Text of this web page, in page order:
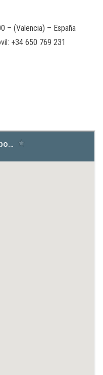
– (Valencia) – España
+34 650 769 231